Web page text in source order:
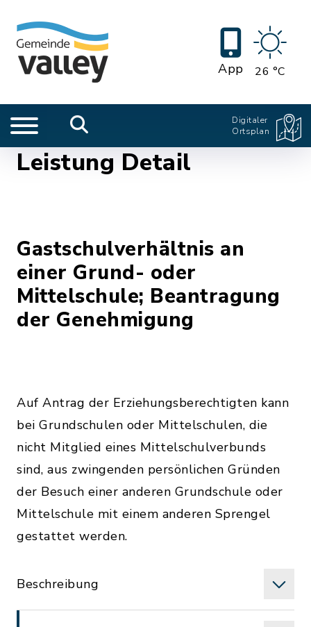
App 26 °C
Digitaler
Ortsplan
Leistung Detail
Gastschulverhältnis an
einer Grund- oder
Mittelschule; Beantragung
der Genehmigung
Auf Antrag der Erziehungsberechtigten kann
bei Grundschulen oder Mittelschulen, die
nicht Mitglied eines Mittelschulverbunds
sind, aus zwingenden persönlichen Gründen
der Besuch einer anderen Grundschule oder
Mittelschule mit einem anderen Sprengel
gestattet werden.
Beschreibung